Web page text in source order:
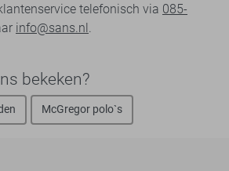
telefonisch via 085-
info@sans.nl
bekeken?
McGregor polo`s